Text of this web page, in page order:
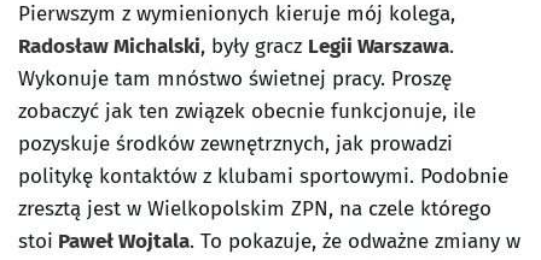
Pierwszym z wymienionych kieruje mój kolega,
Radosław Michalski, były gracz Legii Warszawa.
Wykonuje tam mnóstwo świetnej pracy. Proszę
zobaczyć jak ten związek obecnie funkcjonuje, ile
pozyskuje środków zewnętrznych, jak prowadzi
politykę kontaktów z klubami sportowymi. Podobnie
zresztą jest w Wielkopolskim ZPN, na czele którego
stoi Paweł Wojtala. To pokazuje, że odważne zmiany w